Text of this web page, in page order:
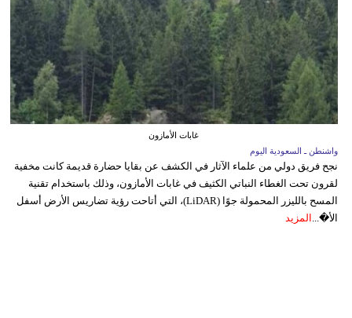
غابات الأمازون
واشنطن ـ السعودية اليوم
نجح فريق دولي من علماء الآثار في الكشف عن بقايا حضارة قديمة كانت مخفية
لقرون تحت الغطاء النباتي الكثيف في غابات الأمازون، وذلك باستخدام تقنية
المسح بالليزر المحمولة جوًا (LiDAR)، التي أتاحت رؤية تضاريس الأرض أسفل
الأ�... المزيد